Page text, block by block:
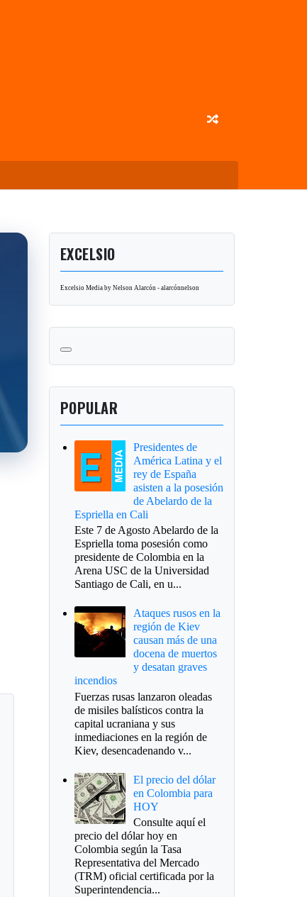
EXCELSIO
Excelsio Media by Nelson Alarcón - alarcónnelson
POPULAR
Presidentes de
América Latina y el
rey de España
asisten a la posesión
de Abelardo de la
Espriella en Cali
Este 7 de Agosto Abelardo de la
Espriella toma posesión como
presidente de Colombia en la
Arena USC de la Universidad
Santiago de Cali, en u...
Ataques rusos en la
región de Kiev
causan más de una
docena de muertos
y desatan graves
incendios
Fuerzas rusas lanzaron oleadas
de misiles balísticos contra la
capital ucraniana y sus
inmediaciones en la región de
Kiev, desencadenando v...
El precio del dólar
en Colombia para
HOY
Consulte aquí el
precio del dólar hoy en
Colombia según la Tasa
Representativa del Mercado
(TRM) oficial certificada por la
Superintendencia...